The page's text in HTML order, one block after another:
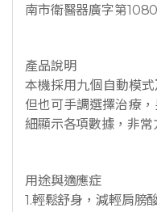
南市衛醫器廣字第
產品說明
本機採用九個自動模
但也可手調選擇治療
細顯示各項數據，非常
用途與適應症
1.輕鬆舒身，減輕肩膀